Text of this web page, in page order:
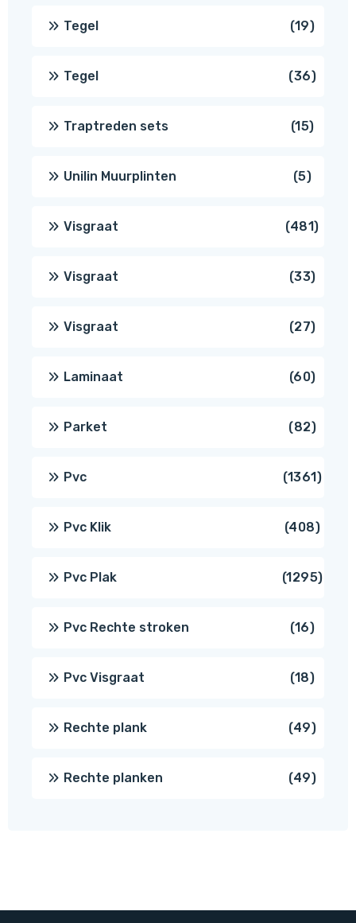
Tegel 1919
Tegel 3636
Traptreden sets 1515
Unilin Muurplinten 55
Visgraat 481481
Visgraat 3333
Visgraat 2727
Laminaat 6060
Parket 8282
Pvc 13611361
Pvc Klik 408408
Pvc Plak 12951295
Pvc Rechte stroken 1616
Pvc Visgraat 1818
Rechte plank 4949
Rechte planken 4949